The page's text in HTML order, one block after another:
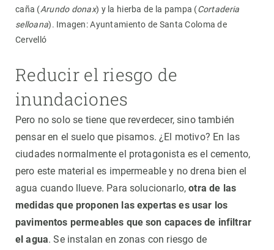
caña (Arundo donax) y la hierba de la pampa (Cortaderia
selloana). Imagen: Ayuntamiento de Santa Coloma de
Cervelló
Reducir el riesgo de
inundaciones
Pero no solo se tiene que reverdecer, sino también
pensar en el suelo que pisamos. ¿El motivo? En las
ciudades normalmente el protagonista es el cemento,
pero este material es impermeable y no drena bien el
agua cuando llueve. Para solucionarlo,otra de las
medidas que proponen las expertas es usar los
pavimentos permeables que son capaces de infiltrar
el agua. Se instalan en zonas con riesgo de